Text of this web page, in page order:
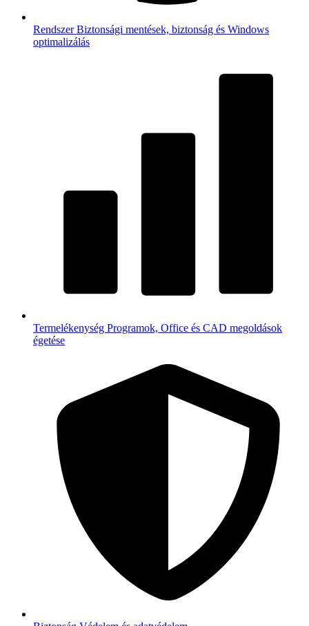
RendszerBiztonsági mentések, biztonság és Windows
optimalizálás
Termelékenység Programok, Office és CAD megoldások
égetése